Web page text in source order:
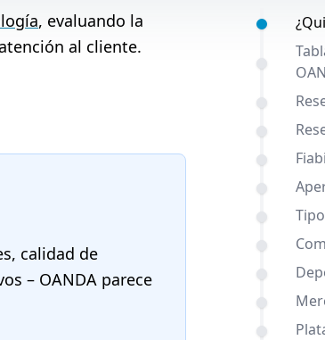
Contenido:
, evaluando la
al cliente.
calidad de
– OANDA parece